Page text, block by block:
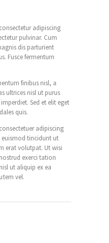
adipiscing
pulvinar. Cum
dis parturient
Fusce fermentum
finibus nisl, a
ultrices nisl ut purus
Sed et elit eget
quis.
adipiscing
tincidunt ut
erat volutpat. Ut wisi
exerci tation
ut aliquip ex ea
vel.